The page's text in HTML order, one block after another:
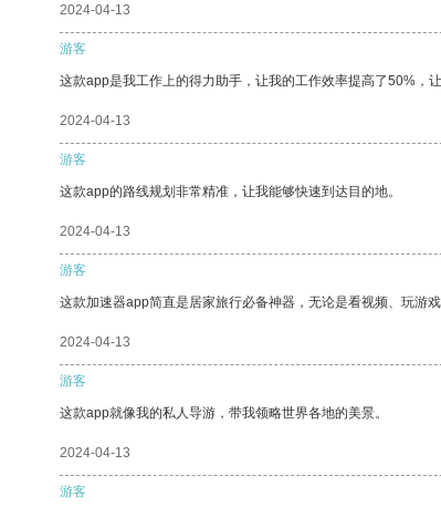
2024-04-13
游客
这款app是我工作上的得力助手，让我的工作效率提高了50%，
2024-04-13
游客
这款app的路线规划非常精准，让我能够快速到达目的地。
2024-04-13
游客
这款加速器app简直是居家旅行必备神器，无论是看视频、玩游
2024-04-13
游客
这款app就像我的私人导游，带我领略世界各地的美景。
2024-04-13
游客